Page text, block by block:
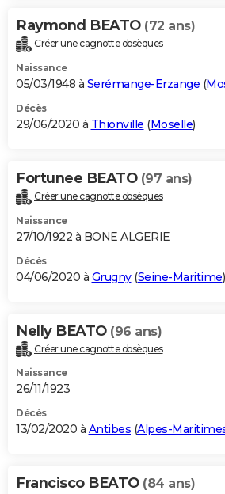
Raymond BEATO (72 ans)
Créer une cagnotte obsèques
Naissance
05/03/1948 à Serémange-Erzange (
Décès
29/06/2020 à Thionville (Moselle)
Fortunee BEATO (97 ans)
Créer une cagnotte obsèques
Naissance
27/10/1922 à BONE ALGERIE
Décès
04/06/2020 à Grugny(Seine-Maritime)
Nelly BEATO (96 ans)
Créer une cagnotte obsèques
Naissance
26/11/1923
Décès
13/02/2020 à Antibes (Alpes-
Francisco BEATO (84 ans)